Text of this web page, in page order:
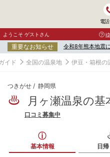
電
ようこそ ゲストさん
重要なお知らせ 令和8年熊本地震
イド 全国の温泉地 伊豆・箱根の
つきがせ 静岡県
月ヶ瀬温泉の基
口コミ募集中
基本情報 日